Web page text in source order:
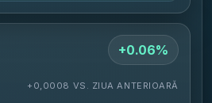
+0.06%
+0,0008 VS. ZIUA ANTERIOARĂ